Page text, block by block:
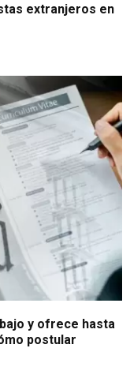
extranjeros en
y ofrece hasta
postular